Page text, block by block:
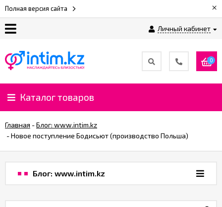
Полная версия сайта ×
Личный кабинет
нас
Доставка
и
⚡
0
Каталог товаров
Главная -Блог: www.intim.kz
-Новое поступление Бодисьют (производство Польша)
Блог: www.intim.kz